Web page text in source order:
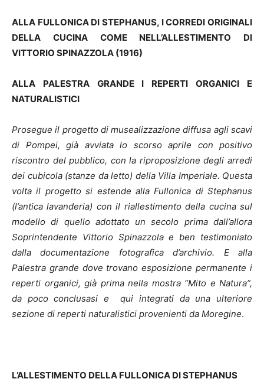
ALLA FULLONICA DI STEPHANUS, I CORREDI ORIGINALI
DELLA CUCINA COME NELL’ALLESTIMENTO DI
VITTORIO SPINAZZOLA (1916)
ALLA PALESTRA GRANDE I REPERTI ORGANICI E
NATURALISTICI
Prosegue il progetto di musealizzazione diffusa agli scavi
di Pompei, già avviata lo scorso aprile con positivo
riscontro del pubblico, con la riproposizione degli arredi
dei cubicola (stanze da letto) della Villa Imperiale. Questa
volta il progetto si estende alla Fullonica di Stephanus
(l’antica lavanderia) con il riallestimento della cucina sul
modello di quello adottato un secolo prima dall’allora
Soprintendente Vittorio Spinazzola e ben testimoniato
dalla documentazione fotografica d’archivio. E alla
Palestra grande dove trovano esposizione permanente i
reperti organici, già prima nella mostra “Mito e Natura”,
da poco conclusasi e qui integrati da una ulteriore
sezione di reperti naturalistici provenienti da Moregine.
L’ALLESTIMENTO DELLA FULLONICA DI STEPHANUS